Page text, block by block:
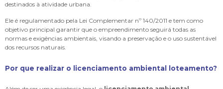
destinados à atividade urbana.
Ele é regulamentado pela Lei Complementar nº 140/2011 e tem como
objetivo principal garantir que o empreendimento seguirá todas as
normas e exigências ambientais, visando a preservação e o uso sustentável
dos recursos naturais.
Por que realizar o licenciamento ambiental loteamento?